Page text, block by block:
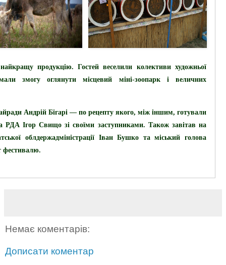
продукцію. Гостей веселили колективи художньої
змогу оглянути місцевий міні-зоопарк і величних
Андрій Бігарі — по рецепту якого, між іншим, готували
Ігор Свищо зі своїми заступниками. Також завітав на
облдержадміністрації Іван Бушко та міський голова
фестивалю.
Немає коментарів:
Дописати коментар